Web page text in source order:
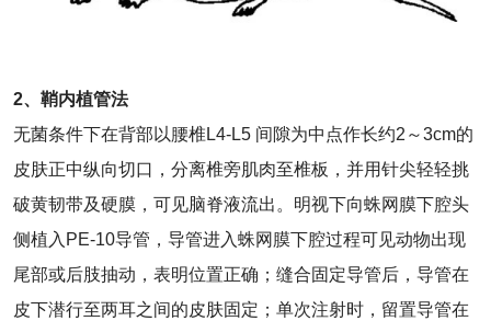
2、鞘内植管法
无菌条件下在背部以腰椎L4-L5 间隙为中点作长约2～3cm的
皮肤正中纵向切口，分离椎旁肌肉至椎板，并用针尖轻轻挑
破黄韧带及硬膜，可见脑脊液流出。明视下向蛛网膜下腔头
侧植入PE-10导管，导管进入蛛网膜下腔过程可见动物出现
尾部或后肢抽动，表明位置正确；缝合固定导管后，导管在
皮下潜行至两耳之间的皮肤固定；单次注射时，留置导管在